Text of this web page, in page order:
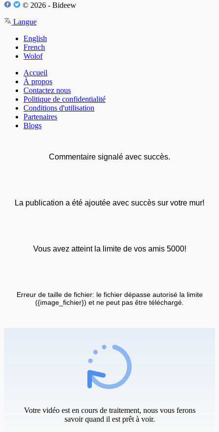
© 2026 - Bideew
Langue
English
French
Wolof
Accueil
À propos
Contactez nous
Politique de confidentialité
Conditions d'utilisation
Partenaires
Blogs
Commentaire signalé avec succès.
La publication a été ajoutée avec succès sur votre mur!
Vous avez atteint la limite de vos amis 5000!
Erreur de taille de fichier: le fichier dépasse autorisé la limite
({image_fichier}) et ne peut pas être téléchargé.
Votre vidéo est en cours de traitement, nous vous ferons
savoir quand il est prêt à voir.